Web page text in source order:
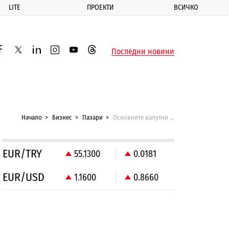
LITE ПРОЕКТИ ВСИЧКО
twitterlinkedininstagram
youtubethreadsПоследни новини
Начало Бизнес Пазари Основните валутни двойки за 2 ноември
EUR/TRY 55.1300 0.0181
EUR/USD 1.1600 0.8660